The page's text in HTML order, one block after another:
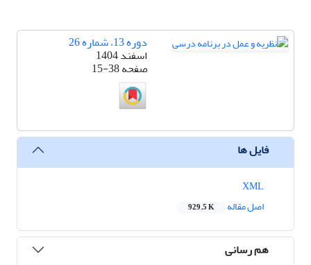
دوره 13، شماره 26
اسفند 1404
صفحه15-38
فایل ها
اصل مقاله
929.5 K
هم رسانی